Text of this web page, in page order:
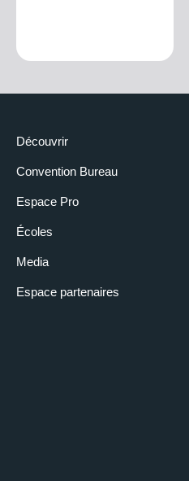
Découvrir
Convention Bureau
Espace Pro
Écoles
Media
Espace partenaires